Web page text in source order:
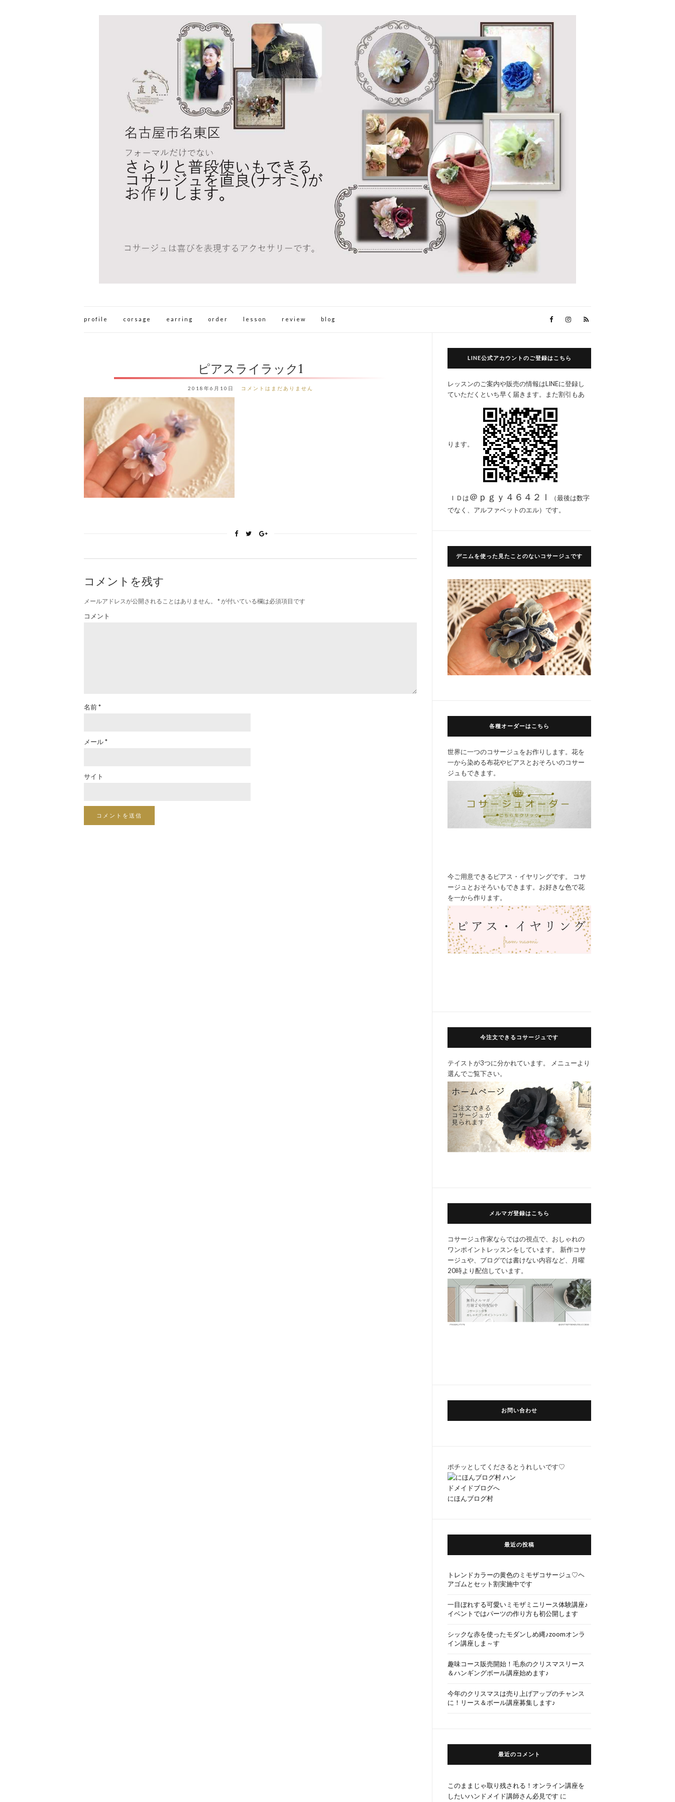
profile corsage earring order lesson review blog
ピアスライラック1
2018年6月10日 コメントはまだありません
コメントを残す
メールアドレスが公開されることはありません。 *が付いている欄は必須項目です
コメント
名前*
メール*
サイト
LINE公式アカウントのご登録はこちら
レッスンのご案内や販売の情報はLINEに登録し
ていただくといち早く届きます。また割引もあ
ります。
ＩＤは ＠ｐｇｙ４６４２ｌ
（最後は数字
でなく、アルファベットのエル）です。
デニムを使った見たことのないコサージュです
各種オーダーはこちら
世界に一つのコサージュをお作りします。花を
一から染める布花やピアスとおそろいのコサー
ジュもできます。
今ご用意できるピアス・イヤリングです。 コサ
ージュとおそろいもできます。お好きな色で花
を一から作ります。
今注文できるコサージュです
テイストが3つに分かれています。 メニューより
選んでご覧下さい。
メルマガ登録はこちら
コサージュ作家ならではの視点で、おしゃれの
ワンポイントレッスンをしています。 新作コサ
ージュや、ブログでは書けない内容など、月曜
20時より配信しています。
お問い合わせ
ポチッとしてくださるとうれしいです♡
にほんブログ村
最近の投稿
トレンドカラーの黄色のミモザコサージュ♡ヘ
アゴムとセット割実施中です
一目ぼれする可愛いミモザミニリース体験講座♪
イベントではパーツの作り方も初公開します
シックな赤を使ったモダンしめ縄♪zoomオンラ
イン講座しま～す
趣味コース販売開始！毛糸のクリスマスリース
＆ハンギングボール講座始めます♪
今年のクリスマスは売り上げアップのチャンス
に！リース＆ボール講座募集します♪
最近のコメント
このままじゃ取り残される！オンライン講座を
したいハンドメイド講師さん必見です に